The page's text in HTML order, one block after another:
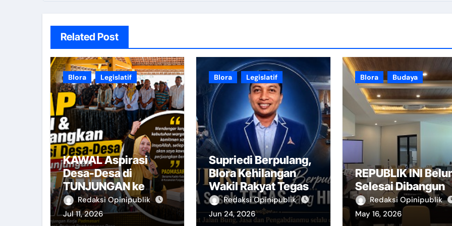
Related Post
Blora Legislatif
KAWAL Aspirasi
Desa-Desa di
TUNJUNGAN ke
Provinsi
Redaksi Opinipublik
Jul 11, 2026
Blora Legislatif
Supriedi Berpulang,
Blora Kehilangan
Wakil Rakyat Tegas
dan Merakyat
Redaksi Opinipublik
Jun 24, 2026
Blora Budaya
REPUBLIK INI
Selesai Dibangun
Redaksi Opinipublik
May 16, 2026